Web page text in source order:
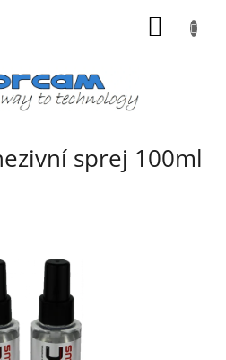
sprej 100ml